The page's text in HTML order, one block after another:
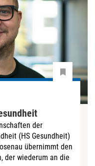
der
(HS Gesundheit)
übernimmt den
der wiederum an die